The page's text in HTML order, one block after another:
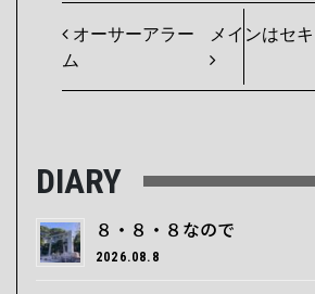
投稿ナビゲーション
オーサーアラー
ム
メインはセ
DIARY
８・８・８なので
2026.08.8